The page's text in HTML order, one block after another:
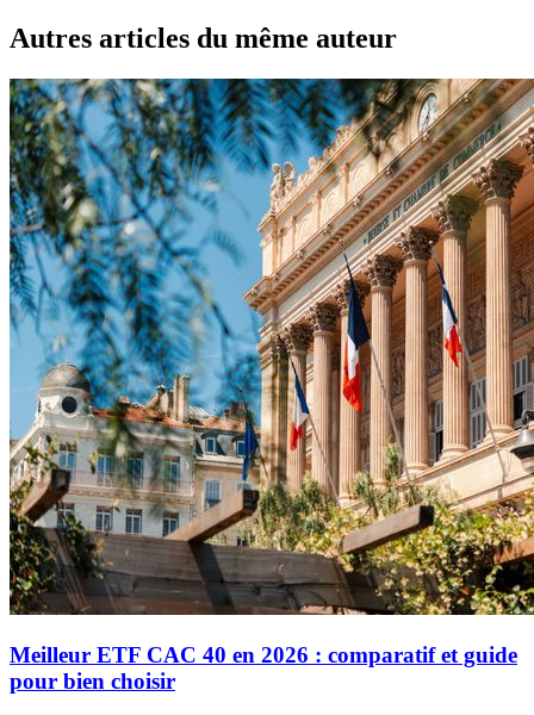
Autres articles du même auteur
Meilleur ETF CAC 40 en 2026 : comparatif et guide
pour bien choisir